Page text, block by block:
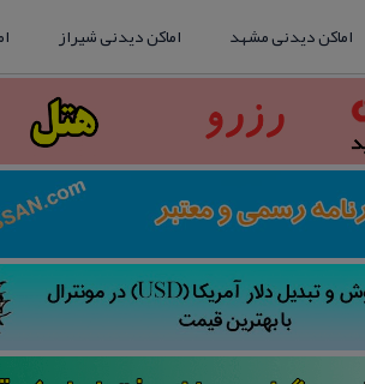
اماکن دیدنی مشهد اماکن دیدنی شیراز